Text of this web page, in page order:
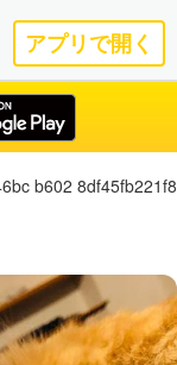
アプリで開く